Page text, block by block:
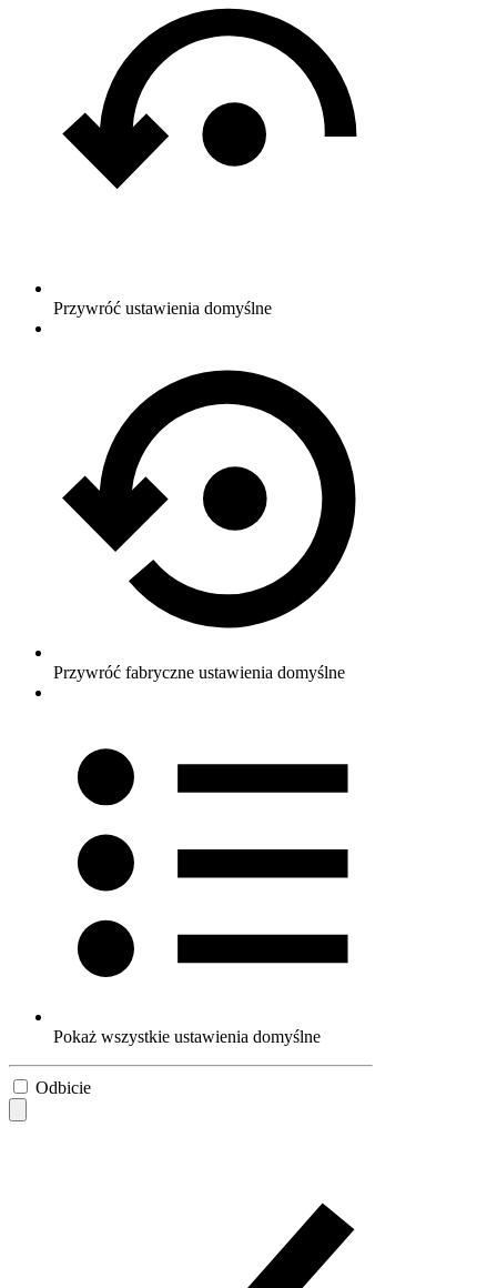
Przywróć ustawienia domyślne
Przywróć fabryczne ustawienia domyślne
Pokaż wszystkie ustawienia domyślne
Odbicie